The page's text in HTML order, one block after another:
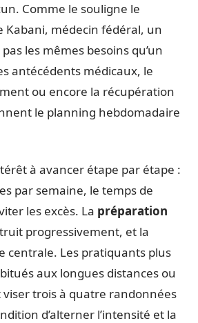
Comme le souligne le
Kabani, médecin fédéral, un
les mêmes besoins qu’un
antécédents médicaux, le
ou encore la récupération
le planning hebdomadaire
à avancer étape par étape :
par semaine, le temps de
les excès. La préparation
progressivement, et la
centrale. Les pratiquants plus
aux longues distances ou
trois à quatre randonnées
d’alterner l’intensité et la